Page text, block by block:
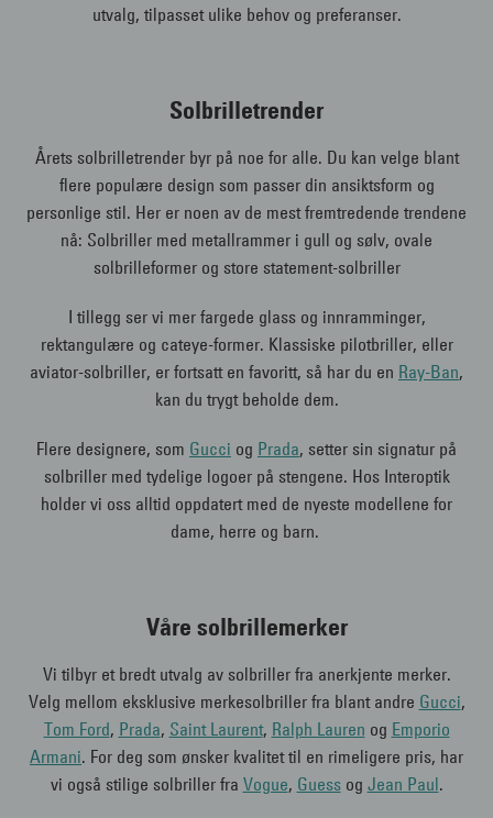
utvalg, tilpasset ulike behov og preferanser.
Solbrilletrender
Årets solbrilletrender byr på noe for alle. Du kan velge blant
flere populære design som passer din ansiktsform og
personlige stil. Her er noen av de mest fremtredende trendene
nå: Solbriller med metallrammer i gull og sølv, ovale
solbrilleformer og store statement-solbriller
I tillegg ser vi mer fargede glass og innramminger,
rektangulære og cateye-former. Klassiske pilotbriller, eller
aviator-solbriller, er fortsatt en favoritt, så har du en Ray-Ban,
kan du trygt beholde dem.
Flere designere, som Gucci og Prada, setter sin signatur på
solbriller med tydelige logoer på stengene. Hos Interoptik
holder vi oss alltid oppdatert med de nyeste modellene for
dame, herre og barn.
Våre solbrillemerker
Vi tilbyr et bredt utvalg av solbriller fra anerkjente merker.
Velg mellom eksklusive merkesolbriller fra blant andre Gucci,
Tom Ford, Prada, Saint Laurent, Ralph Lauren og Emporio
Armani. For deg som ønsker kvalitet til en rimeligere pris, har
vi også stilige solbriller fra Vogue, Guessog Jean Paul.